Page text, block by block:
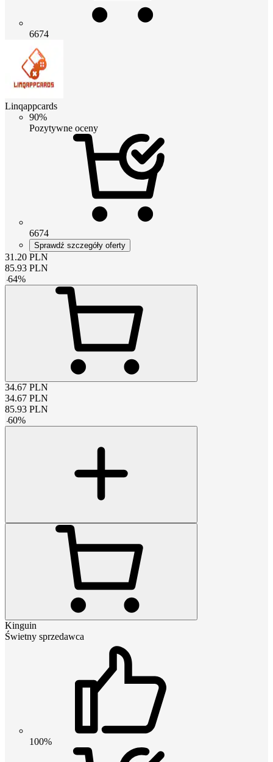
6674
Linqappcards
90%
Pozytywne oceny
6674
Sprawdź szczegóły oferty
31.20 PLN
85.93 PLN
-64%
34.67 PLN
34.67 PLN
85.93 PLN
-60%
Kinguin
Świetny sprzedawca
100%